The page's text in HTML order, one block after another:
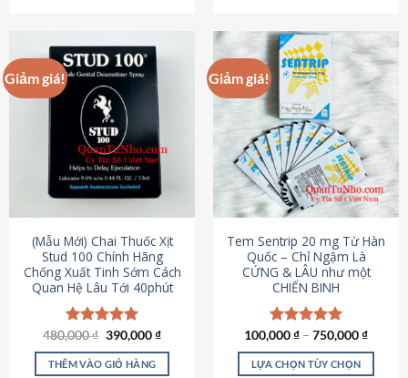
có
nhiều
biến
thể.
Các
tùy
chọn
được
chọn
trên
trang
sản
phẩm
này
có
nhiều
biến
thể.
Các
tùy
chọn
có
thể
chọn
trên
trang
sản
phẩm
Giảm giá!
(Mẫu Mới) Chai Thuốc Xịt
Stud 100 Chính Hãng
Chống Xuất Tinh Sớm Cách
Quan Hệ Lâu Tới 40phút
Được xếp
hạng5.00
5 sao
480,000₫ Giá
là:
480,000 ₫.
390,000₫Giá
tại
THÊM VÀO GIỎ HÀNG
Giảm giá!
Tem Sentrip 20 mg Từ Hàn
Quốc – Chỉ Ngậm Là
CỨNG & LÂU như một
CHIẾN BINH
Được xếp
hạng5.00
5 sao
100,000₫ – 750,000₫
LỰA CHỌN TÙY CHỌN